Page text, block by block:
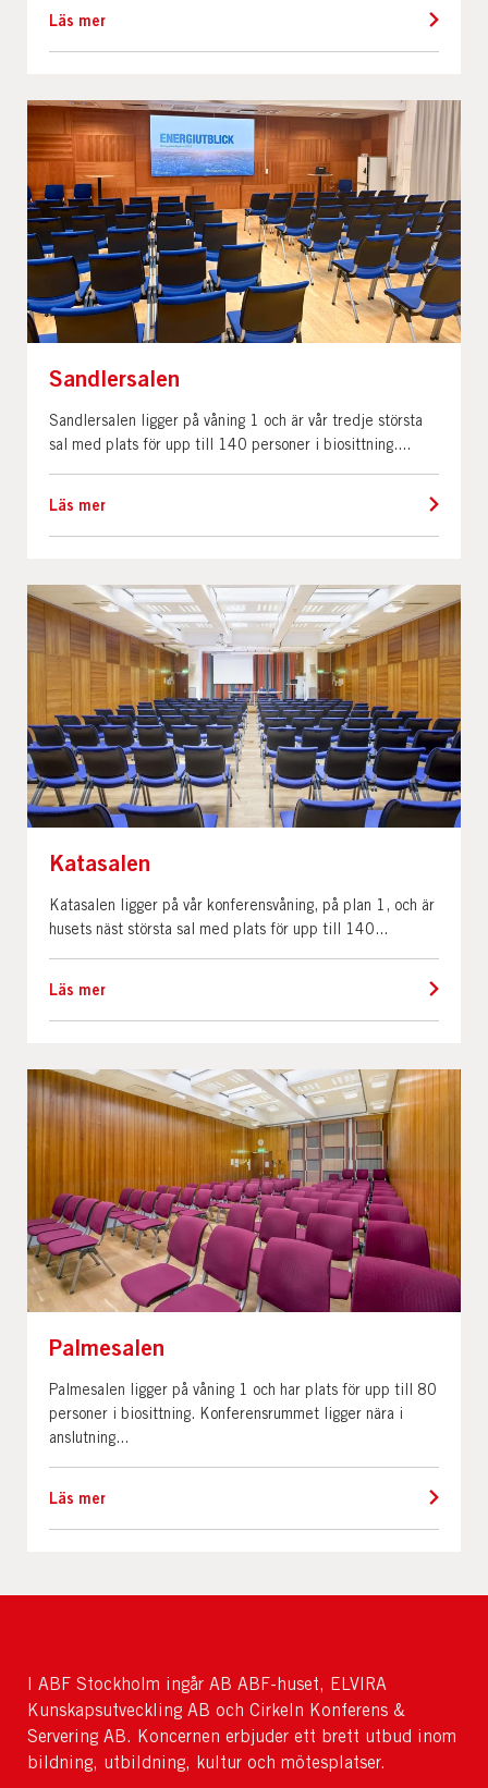
Läs mer
Sandlersalen
Sandlersalen ligger på våning 1 och är vår tredje största
sal med plats för upp till 140 personer i biosittning....
Läs mer
Katasalen
Katasalen ligger på vår konferensvåning, på plan 1, och är
husets näst största sal med plats för upp till 140...
Läs mer
Palmesalen
Palmesalen ligger på våning 1 och har plats för upp till 80
personer i biosittning. Konferensrummet ligger nära i
anslutning...
Läs mer
I ABF Stockholm ingår AB ABF-huset, ELVIRA
Kunskapsutveckling AB och Cirkeln Konferens &
Servering AB. Koncernen erbjuder ett brett utbud inom
bildning, utbildning, kultur och mötesplatser.